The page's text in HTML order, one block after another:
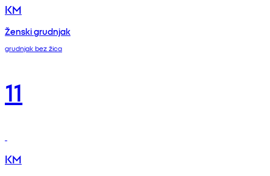
KM
Ženski grudnjak
grudnjak bez žica
11
KM